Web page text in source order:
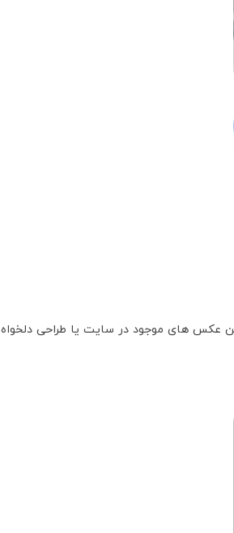
عکس های موجود در سایت یا طراحی دلخواه